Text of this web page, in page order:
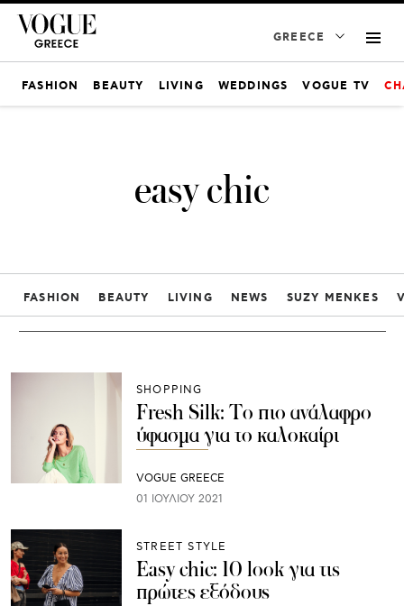
GREECE
FASHION BEAUTY LIVING WEDDINGS VOGUE TV
easy chic
FASHION BEAUTY LIVING NEWS SUZY MENKES
SHOPPING
Fresh Silk: Το πιο ανάλαφρο
ύφασμα για το καλοκαίρι
VOGUE GREECE
01 ΙΟΥΛΊΟΥ 2021
STREET STYLE
Easy chic: 10 look για τις
πρώτες εξόδους